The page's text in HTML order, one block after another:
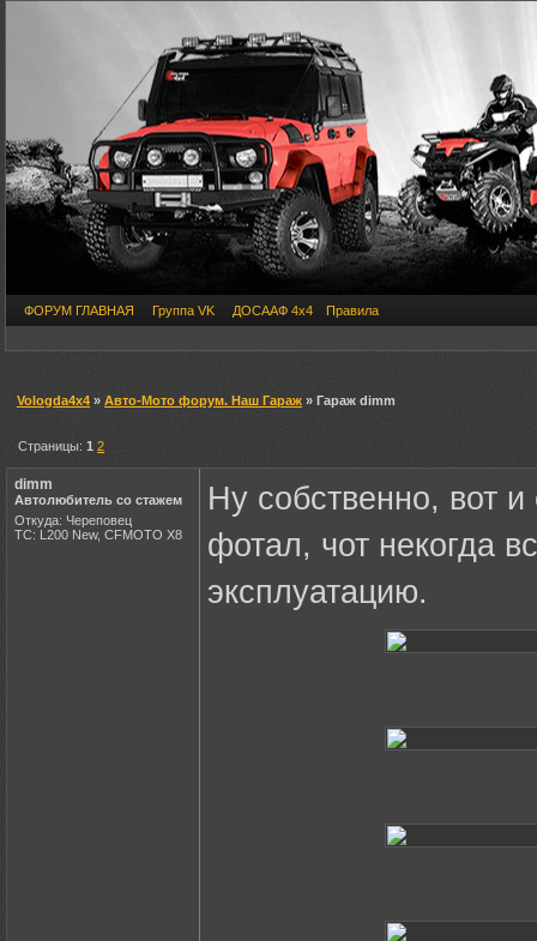
ФОРУМ ГЛАВНАЯ Группа VK ДОСААФ 4х4 Правила
Vologda4x4 » Авто-Мото форум. Наш Гараж » Гараж dimm
Страницы:1 2
dimm
Автолюбитель со стажем
Откуда: Череповец
ТС: L200 New, CFMOTO X8
Ну собственно, вот
фотал, чот некогда
эксплуатацию.